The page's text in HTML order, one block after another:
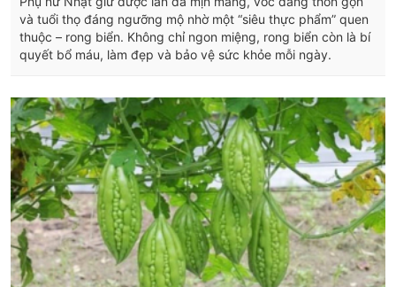
và tuổi thọ đáng ngưỡng mộ nhờ một “siêu thực phẩm” quen
thuộc – rong biển. Không chỉ ngon miệng, rong biển còn là bí
quyết bổ máu, làm đẹp và bảo vệ sức khỏe mỗi ngày.